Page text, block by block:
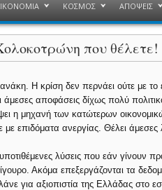
ΚΟΣΜΟΣ ΑΠΟΨΕΙΣ
που θέλετε!
Η κρίση δεν περνάει ούτε με
άμεσες αποφάσεις δίχως πολύ
η μηχανή των κατώτερων
επιδόματα ανεργίας. Θέλει άμεσες
λύσεις που εάν γίνουν
Ακόμα επεξεργάζονται τα
για αξιοπιστία της Ελλάδας στο